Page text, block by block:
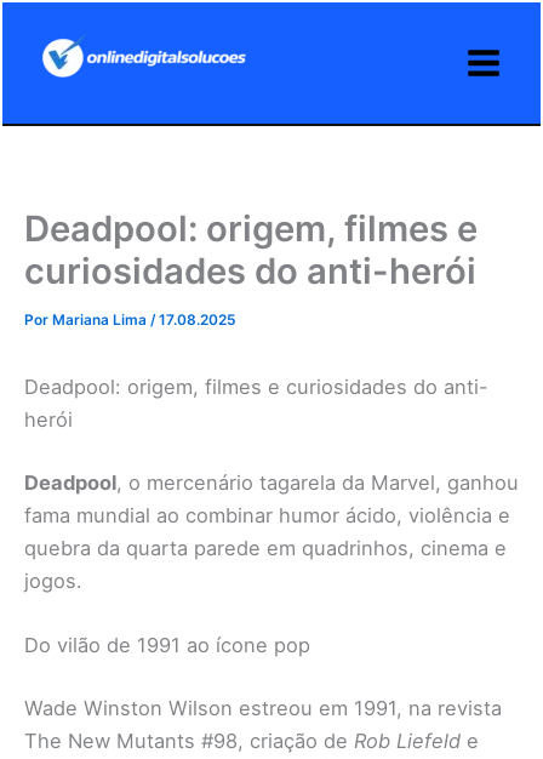
Deadpool: origem, filmes e
curiosidades do anti-herói
Por Mariana Lima /17.08.2025
Deadpool: origem, filmes e curiosidades do anti-
herói
Deadpool, o mercenário tagarela da Marvel, ganhou
fama mundial ao combinar humor ácido, violência e
quebra da quarta parede em quadrinhos, cinema e
jogos.
Do vilão de 1991 ao ícone pop
Wade Winston Wilson estreou em 1991, na revista
The New Mutants #98, criação de Rob Liefeld e